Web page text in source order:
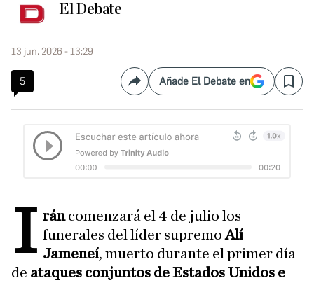
El Debate
13 jun. 2026 - 13:29
5 CompartirAñade El Debate en Save
I ráncomenzará el 4 de julio los
funerales del líder supremoAlí
Jameneí, muerto durante el primer día
de ataques conjuntos de Estados Unidos e